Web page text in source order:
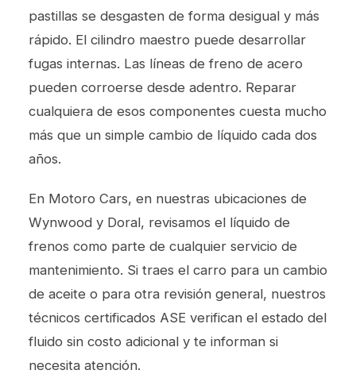
pastillas se desgasten de forma desigual y más
rápido. El cilindro maestro puede desarrollar
fugas internas. Las líneas de freno de acero
pueden corroerse desde adentro. Reparar
cualquiera de esos componentes cuesta mucho
más que un simple cambio de líquido cada dos
años.
En Motoro Cars, en nuestras ubicaciones de
Wynwood y Doral, revisamos el líquido de
frenos como parte de cualquier servicio de
mantenimiento. Si traes el carro para un cambio
de aceite o para otra revisión general, nuestros
técnicos certificados ASE verifican el estado del
fluido sin costo adicional y te informan si
necesita atención.